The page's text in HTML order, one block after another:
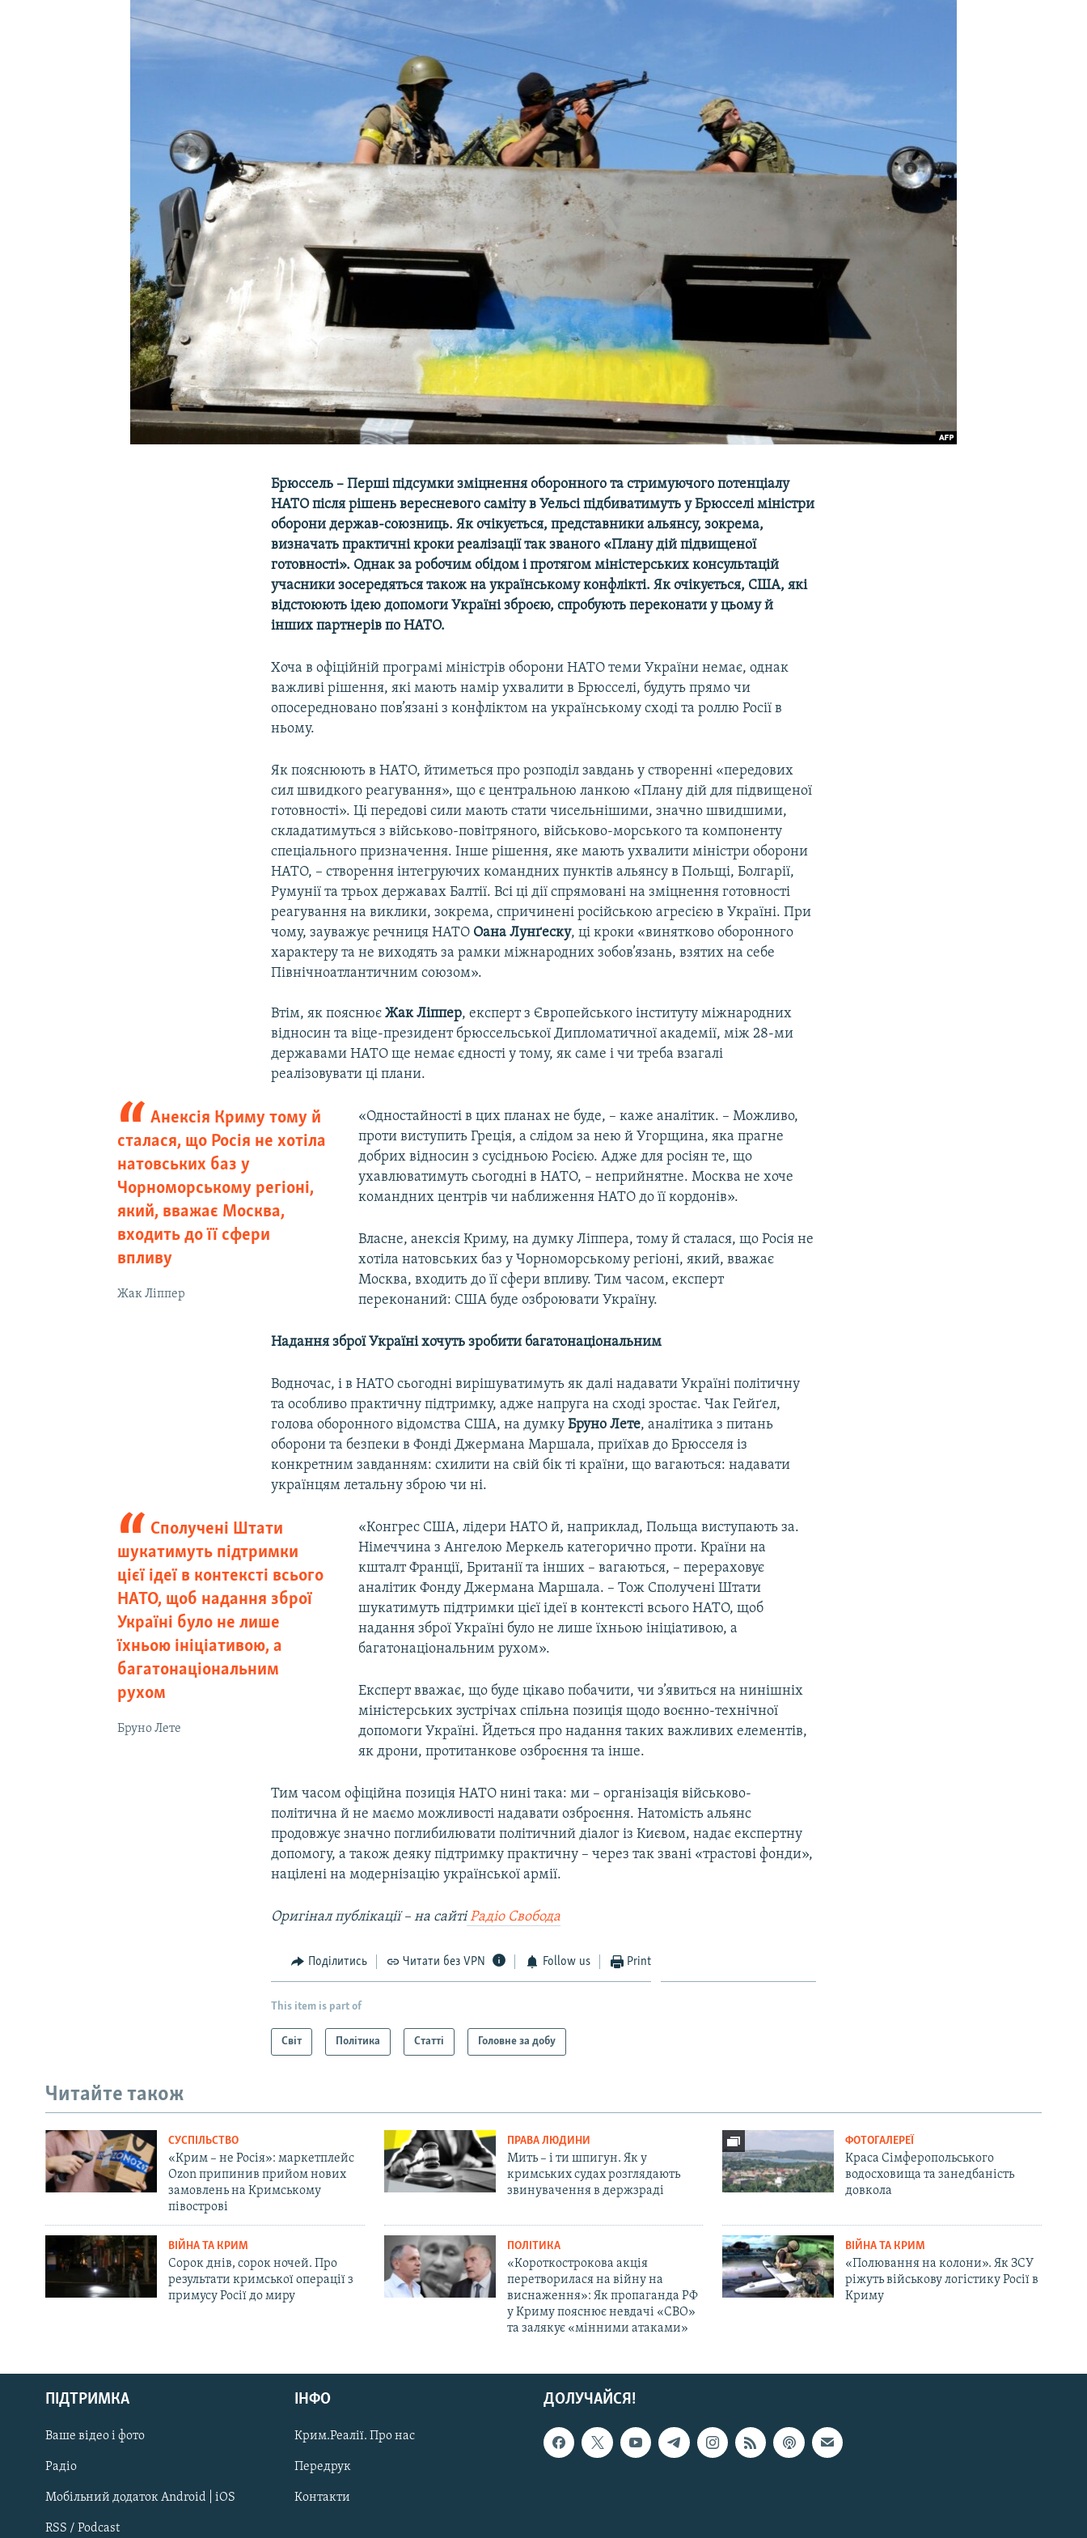
Русский
Qırımtatar
ДОЛУЧАЙСЯ!
Брюссель – Перші підсумки зміцнення оборонного та стримуючого потенціалу
НАТО після рішень вересневого саміту в Уельсі підбиватимуть у Брюсселі міністри
оборони держав-союзниць. Як очікується, представники альянсу, зокрема,
визначать практичні кроки реалізації так званого «Плану дій підвищеної
готовності». Однак за робочим обідом і протягом міністерських консультацій
учасники зосередяться також на українському конфлікті. Як очікується, США, які
відстоюють ідею допомоги Україні зброєю, спробують переконати у цьому й
інших партнерів по НАТО.
Хоча в офіційній програмі міністрів оборони НАТО теми України немає, однак
важливі рішення, які мають намір ухвалити в Брюсселі, будуть прямо чи
опосередновано пов’язані з конфліктом на українському сході та роллю Росії в
ньому.
Як пояснюють в НАТО, йтиметься про розподіл завдань у створенні «передових
сил швидкого реагування», що є центральною ланкою «Плану дій для підвищеної
готовності». Ці передові сили мають стати чисельнішими, значно швидшими,
складатимуться з військово-повітряного, військово-морського та компоненту
спеціального призначення. Інше рішення, яке мають ухвалити міністри оборони
НАТО, – створення інтегруючих командних пунктів альянсу в Польщі, Болгарії,
Румунії та трьох державах Балтії. Всі ці дії спрямовані на зміцнення готовності
реагування на виклики, зокрема, спричинені російською агресією в Україні. При
чому, зауважує речниця НАТО Оана Лунґеску, ці кроки «винятково оборонного
характеру та не виходять за рамки міжнародних зобов’язань, взятих на себе
Північноатлантичним союзом».
Втім, як пояснюєЖак Ліппер, експерт з Європейського інституту міжнародних
відносин та віце-президент брюссельської Дипломатичної академії, між 28-ми
державами НАТО ще немає єдності у тому, як саме і чи треба взагалі
реалізовувати ці плани.
Анексія Криму тому й
сталася, що Росія не хотіла
натовських баз у
Чорноморському регіоні,
який, вважає Москва,
входить до її сфери
впливу
Жак Ліппер
«Одностайності в цих планах не буде, – каже аналітик. – Можливо,
проти виступить Греція, а слідом за нею й Угорщина, яка прагне
добрих відносин з сусідньою Росією. Адже для росіян те, що
ухавлюватимуть сьогодні в НАТО, – неприйнятне. Москва не хоче
командних центрів чи наближення НАТО до її кордонів».
Власне, анексія Криму, на думку Ліппера, тому й сталася, що Росія не
хотіла натовських баз у Чорноморському регіоні, який, вважає
Москва, входить до її сфери впливу. Тим часом, експерт
переконаний: США буде озброювати Україну.
Надання зброї Україні хочуть зробити багатонаціональним
Водночас, і в НАТО сьогодні вирішуватимуть як далі надавати Україні політичну
та особливо практичну підтримку, адже напруга на сході зростає. Чак Гейґел,
голова оборонного відомства США, на думкуБруно Лете, аналітика з питань
оборони та безпеки в Фонді Джермана Маршала, приїхав до Брюсселя із
конкретним завданням: схилити на свій бік ті країни, що вагаються: надавати
українцям летальну зброю чи ні.
Сполучені Штати
шукатимуть підтримки
цієї ідеї в контексті всього
НАТО, щоб надання зброї
Україні було не лише
їхньою ініціативою, а
багатонаціональним
рухом
Бруно Лете
«Конгрес США, лідери НАТО й, наприклад, Польща виступають за.
Німеччина з Ангелою Меркель категорично проти. Країни на
кшталт Франції, Британії та інших – вагаються, – перераховує
аналітик Фонду Джермана Маршала. – Тож Сполучені Штати
шукатимуть підтримки цієї ідеї в контексті всього НАТО, щоб
надання зброї Україні було не лише їхньою ініціативою, а
багатонаціональним рухом».
Експерт вважає, що буде цікаво побачити, чи з’явиться на нинішніх
міністерських зустрічах спільна позиція щодо воєнно-технічної
допомоги Україні. Йдеться про надання таких важливих елементів,
як дрони, протитанкове озброєння та інше.
Тим часом офіційна позиція НАТО нині така: ми – організація військово-
політична й не маємо можливості надавати озброєння. Натомість альянс
продовжує значно поглибилювати політичний діалог із Києвом, надає експертну
допомогу, а також деяку підтримку практичну – через так звані «трастові фонди»,
націлені на модернізацію української армії.
Оригінал публікації – на сайтіРадіо Свобода
Поділитись Читати без VPN Follow us Print
This item is part of
Світ Політика Статті Головне за добу
Читайте також
СУСПІЛЬСТВО
«Крим – не Росія»: маркетплейс
Ozon припинив прийом нових
замовлень на Кримському
півострові
ПРАВА ЛЮДИНИ
Мить – і ти шпигун. Як у
кримських судах розглядають
звинувачення в держзраді
ФОТОГАЛЕРЕЇ
Краса Сімферопольського
водосховища та занедбаність
довкола
ВІЙНА ТА КРИМ
Сорок днів, сорок ночей. Про
результати кримської операції з
примусу Росії до миру
ПОЛІТИКА
«Короткострокова акція
перетворилася на війну на
виснаження»: Як пропаганда РФ
у Криму пояснює невдачі «СВО»
та залякує «мінними атаками»
ВІЙНА ТА КРИМ
«Полювання на колони». Як ЗСУ
ріжуть військову логістику Росії в
Криму
ДОЛУЧАЙСЯ!
ПІДТРИМКА
Ваше відео і фото
Радіо
Мобільний додаток Android | iOS
RSS / Podcast
ІНФО
Крим.Реалії. Про нас
Передрук
Контакти